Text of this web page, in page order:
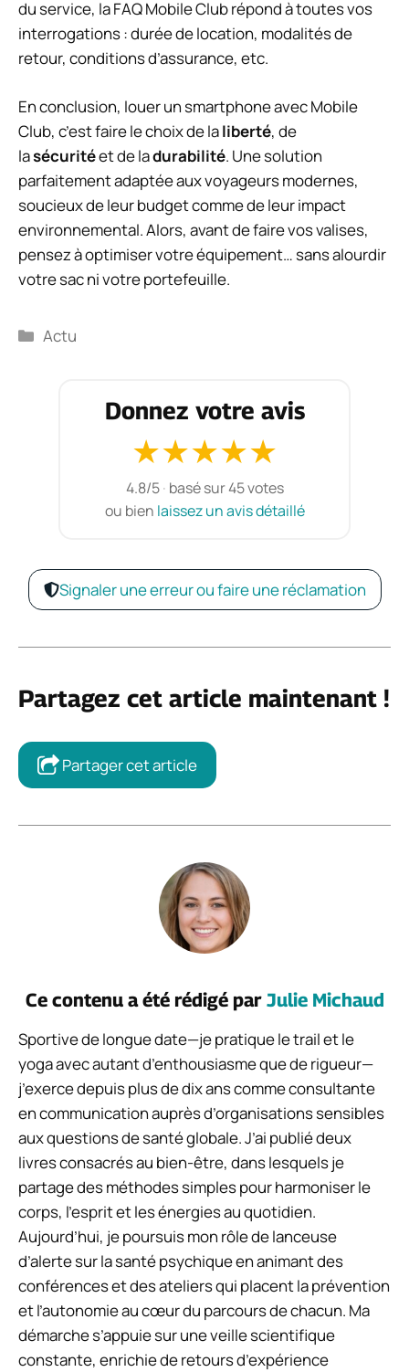
du service, la FAQ Mobile Club répond à toutes vos
interrogations : durée de location, modalités de
retour, conditions d’assurance, etc.
En conclusion, louer un smartphone avec Mobile
Club, c’est faire le choix de laliberté, de
lasécuritéet de ladurabilité. Une solution
parfaitement adaptée aux voyageurs modernes,
soucieux de leur budget comme de leur impact
environnemental. Alors, avant de faire vos valises,
pensez à optimiser votre équipement… sans alourdir
votre sac ni votre portefeuille.
Catégories
Actu
Donnez votre avis
★★★★★
4.8/5· basé sur 45 votes
ou bien laissez un avis détaillé
Signaler une erreur ou faire une réclamation
Partagez cet article maintenant !
Partager cet article
Ce contenu a été rédigé par Julie Michaud
Sportive de longue date—je pratique le trail et le
yoga avec autant d’enthousiasme que de rigueur—
j’exerce depuis plus de dix ans comme consultante
en communication auprès d’organisations sensibles
aux questions de santé globale. J’ai publié deux
livres consacrés au bien-être, dans lesquels je
partage des méthodes simples pour harmoniser le
corps, l’esprit et les énergies au quotidien.
Aujourd’hui, je poursuis mon rôle de lanceuse
d’alerte sur la santé psychique en animant des
conférences et des ateliers qui placent la prévention
et l’autonomie au cœur du parcours de chacun. Ma
démarche s’appuie sur une veille scientifique
constante, enrichie de retours d’expérience